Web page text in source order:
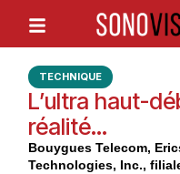
TECHNIQUE
L’ultra haut-
réalité…
Bouygues Telecom,
Technologies, Inc.,